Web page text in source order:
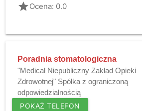
gradeOcena: 0.0
Poradnia stomatologiczna
"Medical Niepubliczny Zakład Opieki
Zdrowotnej" Spółka z ograniczoną
odpowiedzialnością
POKAŻ TELEFON